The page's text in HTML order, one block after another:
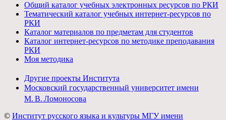
Общий каталог учебных электронных ресурсов по РКИ
Тематический каталог учебных интернет-ресурсов по
РКИ
Каталог материалов по предметам для студентов
Каталог интернет-ресурсов по методике преподавания
РКИ
Моя методика
Другие проекты Института
Московский государственный университет имени
М. В. Ломоносова
© Институт русского языка и культуры МГУ имени